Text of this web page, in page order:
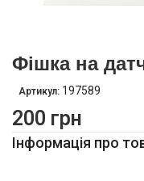
Фішка на
Артикул: 197589
200 грн
Інформація про